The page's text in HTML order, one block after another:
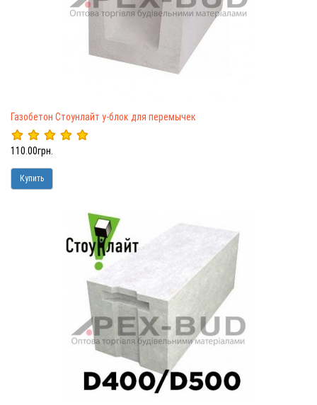
Газобетон Стоунлайт у-блок для перемычек
110.00грн.
Купить